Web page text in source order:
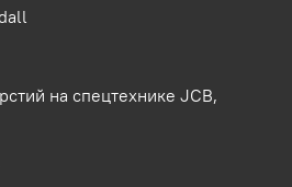
на спецтехнике JCB,